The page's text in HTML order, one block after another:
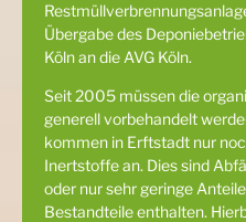
Übergabe des
Köln an die AVG Köln.
Seit 2005 müssen die
generell vorbehandelt
kommen in Erftstadt nur
Inertstoffe an. Dies sind
oder nur sehr geringe
Bestandteile enthalten.